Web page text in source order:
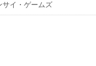
サイ・ゲームズ